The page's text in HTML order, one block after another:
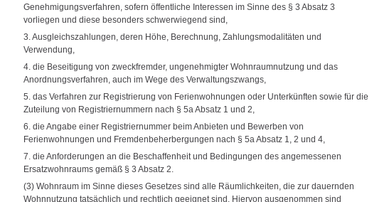
Genehmigungsverfahren, sofern öffentliche Interessen im Sinne des § 3 Absatz 3
vorliegen und diese besonders schwerwiegend sind,
3. Ausgleichszahlungen, deren Höhe, Berechnung, Zahlungsmodalitäten und
Verwendung,
4. die Beseitigung von zweckfremder, ungenehmigter Wohnraumnutzung und das
Anordnungsverfahren, auch im Wege des Verwaltungszwangs,
5. das Verfahren zur Registrierung von Ferienwohnungen oder Unterkünften sowie für die
Zuteilung von Registriernummern nach § 5a Absatz 1 und 2,
6. die Angabe einer Registriernummer beim Anbieten und Bewerben von
Ferienwohnungen und Fremdenbeherbergungen nach § 5a Absatz 1, 2 und 4,
7. die Anforderungen an die Beschaffenheit und Bedingungen des angemessenen
Ersatzwohnraums gemäß § 3 Absatz 2.
(3) Wohnraum im Sinne dieses Gesetzes sind alle Räumlichkeiten, die zur dauernden
Wohnnutzung tatsächlich und rechtlich geeignet sind. Hiervon ausgenommen sind